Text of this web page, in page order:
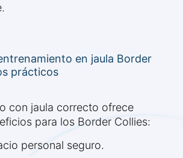
en jaula Border
prácticos
con jaula correcto ofrece
para los Border Collies:
personal seguro.